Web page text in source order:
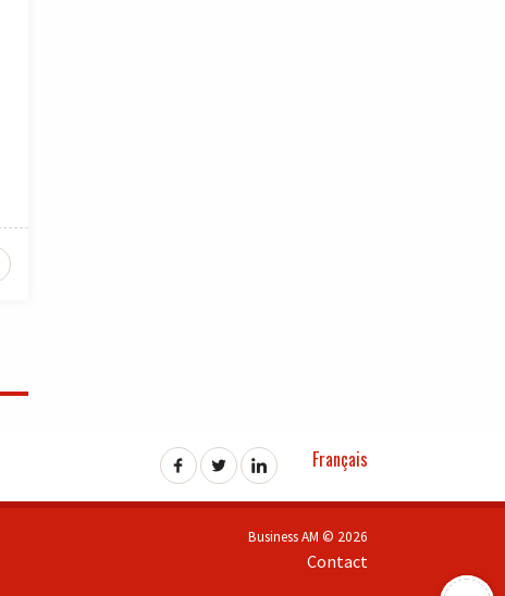
Français
Business AM © 2026
Contact